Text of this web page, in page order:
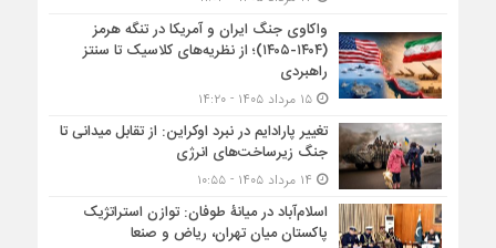
واکاوی جنگ ایران و آمریکا در تنگه هرمز
(۱۴۰۴-۱۴۰۵)؛ از نظریه‌های کلاسیک تا سنتز
راهبردی
۱۵ مرداد ۱۴۰۵ - ۱۴:۲۰
تغییر پارادایم در نبرد اوکراین: از تقابل میدانی تا
جنگ زیرساخت‌های انرژی
اسلام‌آباد در میانۀ طوفان: توازن استراتژیک
پاکستان میان تهران، ریاض و صنعا